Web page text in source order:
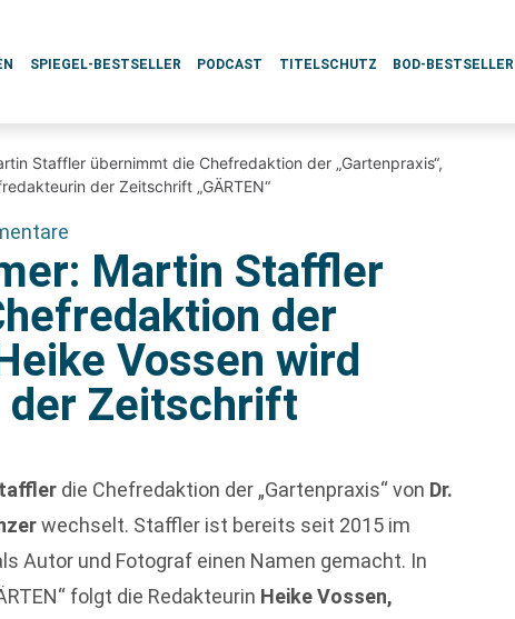
SPIEGEL-BESTSELLER PODCAST TITELSCHUTZ BOD-BESTSELLER
Staffler übernimmt die Chefredaktion der „Gartenpraxis“,
der Zeitschrift „GÄRTEN“
Martin Staffler
der
Vossen wird
der Zeitschrift
die Chefredaktion der „Gartenpraxis“ von Dr.
wechselt. Staffler ist bereits seit 2015 im
Autor und Fotograf einen Namen gemacht. In
folgt die Redakteurin Heike Vossen,